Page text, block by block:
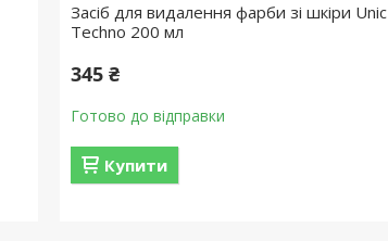
Засіб для видалення фарби зі шкіри Unic
Techno 200 мл
345 ₴
Готово до відправки
Купити